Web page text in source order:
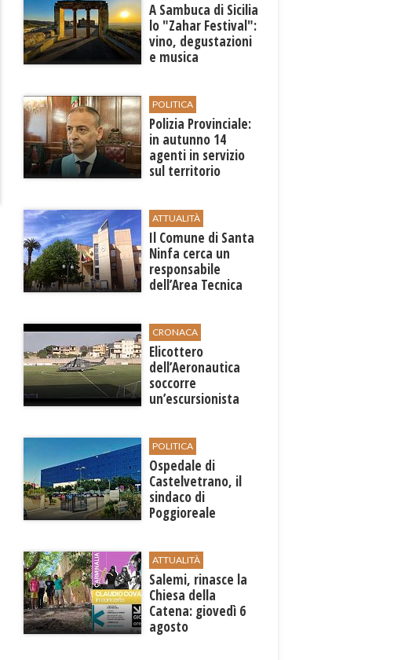
A Sambuca di Sicilia
lo "Zahar Festival":
vino, degustazioni
e musica
POLITICA
Polizia Provinciale:
in autunno 14
agenti in servizio
sul territorio
ATTUALITÀ
Il Comune di ​Santa
Ninfa cerca un
responsabile
dell’Area Tecnica
CRONACA
Elicottero
dell’Aeronautica
soccorre
un’escursionista
POLITICA
Ospedale di
Castelvetrano, il
sindaco di
Poggioreale
ATTUALITÀ
Salemi, rinasce la
Chiesa della
Catena: giovedì 6
agosto